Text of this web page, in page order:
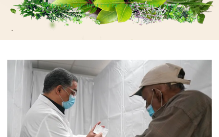
đáp ứng các tiêu chí an toàn và hiệu quả